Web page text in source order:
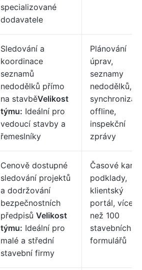
specializované
dodavatele
Sledování a
koordinace
seznamů
nedodělků přímo
na stavběVelikost
týmu: Ideální pro
vedoucí stavby a
řemeslníky
Plánování
úprav,
seznamy
nedodělků,
offline,
inspekční
zprávy
Cenově dostupné
sledování projektů
a dodržování
bezpečnostních
předpisů Velikost
týmu: Ideální pro
malé a střední
stavební firmy
Časové karty,
podklady,
klientský
portál, více
než 100
stavebních
formulářů